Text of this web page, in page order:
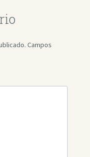
Campos